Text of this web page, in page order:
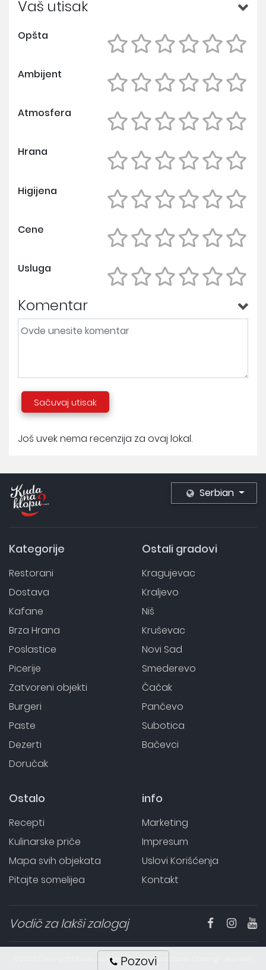
Pozovi
Još uvek nema recenzija za ovaj lokal.
Vaš utisak
Opšta
Ambijent
Atmosfera
Hrana
Higijena
Cene
Usluga
Komentar
Sačuvaj utisak
Serbian
Kategorije
Restorani
Dostava
Kafane
Brza Hrana
Poslastice
Picerije
Zatvoreni objekti
Burgeri
Paste
Dezerti
Doručak
Ostali gradovi
Kragujevac
Kraljevo
Niš
Kruševac
Novi Sad
Smederevo
Čačak
Pančevo
Subotica
Bačevci
Ostalo
Recepti
Kulinarske priče
Mapa svih objekata
Pitajte somelijea
info
Marketing
Impresum
Uslovi Korišćenja
Kontakt
Vodič za lakši zalogaj
© 2026 Copyright ©Kuda na klopu. Sva prava zadržana. Onering - Reuniors